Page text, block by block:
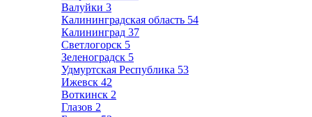
Валуйки 3
Калининградская область 54
Калининград 37
Светлогорск 5
Зеленоградск 5
Удмуртская Республика 53
Ижевск 42
Воткинск 2
Глазов 2